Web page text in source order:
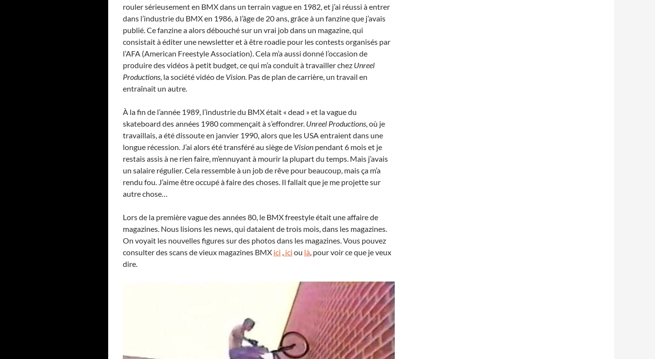
rouler sérieusement en BMX dans un terrain vague en 1982, et j’ai réussi à entrer
dans l’industrie du BMX en 1986, à l’âge de 20 ans, grâce à un fanzine que j’avais
publié. Ce fanzine a alors débouché sur un vrai job dans un magazine, qui
consistait à éditer une newsletter et à être roadie pour les contests organisés par
l’AFA (American Freestyle Association). Cela m’a aussi donné l’occasion de
produire des vidéos à petit budget, ce qui m’a conduit à travailler chez Unreel
Productions, la société vidéo de Vision. Pas de plan de carrière, un travail en
entraînait un autre.
À la fin de l’année 1989, l’industrie du BMX était « dead » et la vague du
skateboard des années 1980 commençait à s’effondrer. Unreel Productions, où je
travaillais, a été dissoute en janvier 1990, alors que les USA entraient dans une
longue récession. J’ai alors été transféré au siège de Vision pendant 6 mois et je
restais assis à ne rien faire, m’ennuyant à mourir la plupart du temps. Mais j’avais
un salaire régulier. Cela ressemble à un job de rêve pour beaucoup, mais ça m’a
rendu fou. J’aime être occupé à faire des choses. Il fallait que je me projette sur
autre chose…
Lors de la première vague des années 80, le BMX freestyle était une affaire de
magazines. Nous lisions les news, qui dataient de trois mois, dans les magazines.
On voyait les nouvelles figures sur des photos dans les magazines. Vous pouvez
consulter des scans de vieux magazines BMX ici , ici ou là, pour voir ce que je veux
dire.